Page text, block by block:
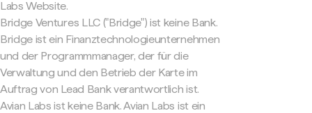
Labs Website.
Bridge Ventures LLC ("Bridge") ist keine Bank.
Bridge ist ein Finanztechnologieunternehmen
und der Programmmanager, der für die
Verwaltung und den Betrieb der Karte im
Auftrag von Lead Bank verantwortlich ist.
Avian Labs ist keine Bank. Avian Labs ist ein